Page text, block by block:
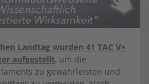
Landtag wurden 41 TAC V+
aufgestellt, um die
zu gewährleisten und